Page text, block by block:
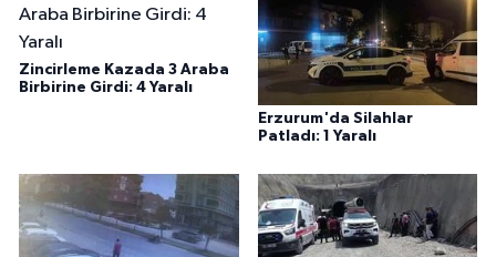
Zincirleme Kazada 3 Araba
Birbirine Girdi: 4 Yaralı
Erzurum'da Silahlar
Patladı: 1 Yaralı